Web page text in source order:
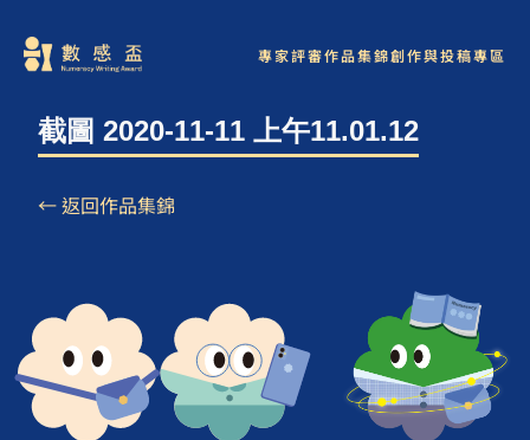
專家評審作品集錦創作與投稿專區
截圖 2020-11-11 上午11.01.12
← 返回作品集錦